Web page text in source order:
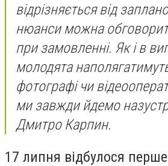
відрізняється від
нюанси можна
при замовленні. Як і в
молодята
фотографі чи
ми завжди йдемо
Дмитро Карпин.
17 липня відбулося перше